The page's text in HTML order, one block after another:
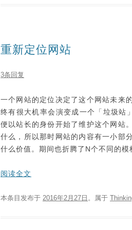
重新定位网站
3条回复
一个网站的定位决定了这个网站未来
终有很大机率会演变成一个「垃圾站
便以站长的身份开始了维护这个网站
什么，所以那时网站的内容有一小部
什么价值。期间也折腾了N个不同的
阅读全文
本条目发布于 2016年2月27日 。属于